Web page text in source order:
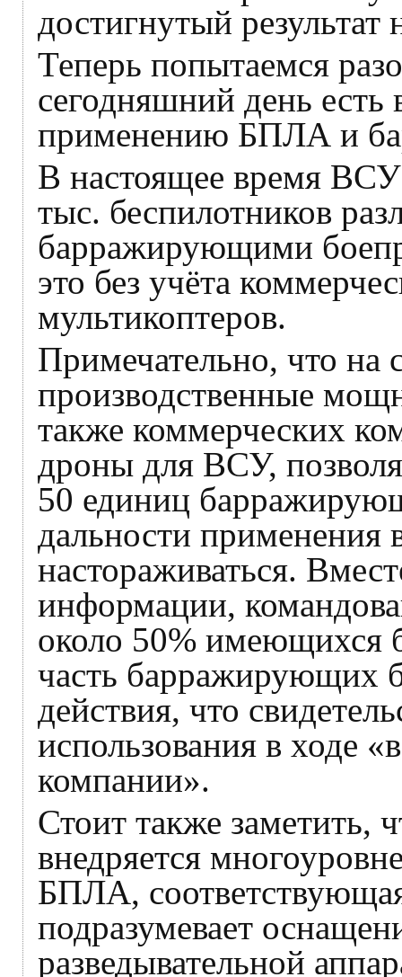
достигнутый результат
Теперь попытаемся
сегодняшний день
применению БПЛА и
В настоящее время
тыс. беспилотников
барражирующими
это без учёта
мультикоптеров.
Примечательно, что на
производственные
также коммерческих
дроны для ВСУ,
50 единиц
дальности применения
настораживаться.
информации,
около 50% имеющихся
часть барражирующих
действия, что
использования в ходе
компании».
Стоит также заметить,
внедряется
БПЛА,
подразумевает
разведывательной